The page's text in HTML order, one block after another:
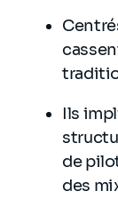
Ils
de
des